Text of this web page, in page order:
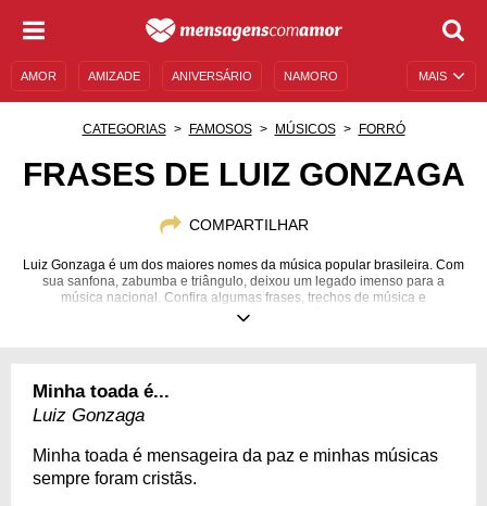
MAIS
AMOR AMIZADE ANIVERSÁRIO NAMORO
CATEGORIAS FAMOSOS MÚSICOS FORRÓ
FRASES DE LUIZ GONZAGA
COMPARTILHAR
Luiz Gonzaga é um dos maiores nomes da música popular brasileira. Com
sua sanfona, zabumba e triângulo, deixou um legado imenso para a
música nacional. Confira algumas frases, trechos de música e
curiosidades do Rei do Baião.
Minha toada é...
Luiz Gonzaga
Minha toada é mensageira da paz e minhas músicas
sempre foram cristãs.